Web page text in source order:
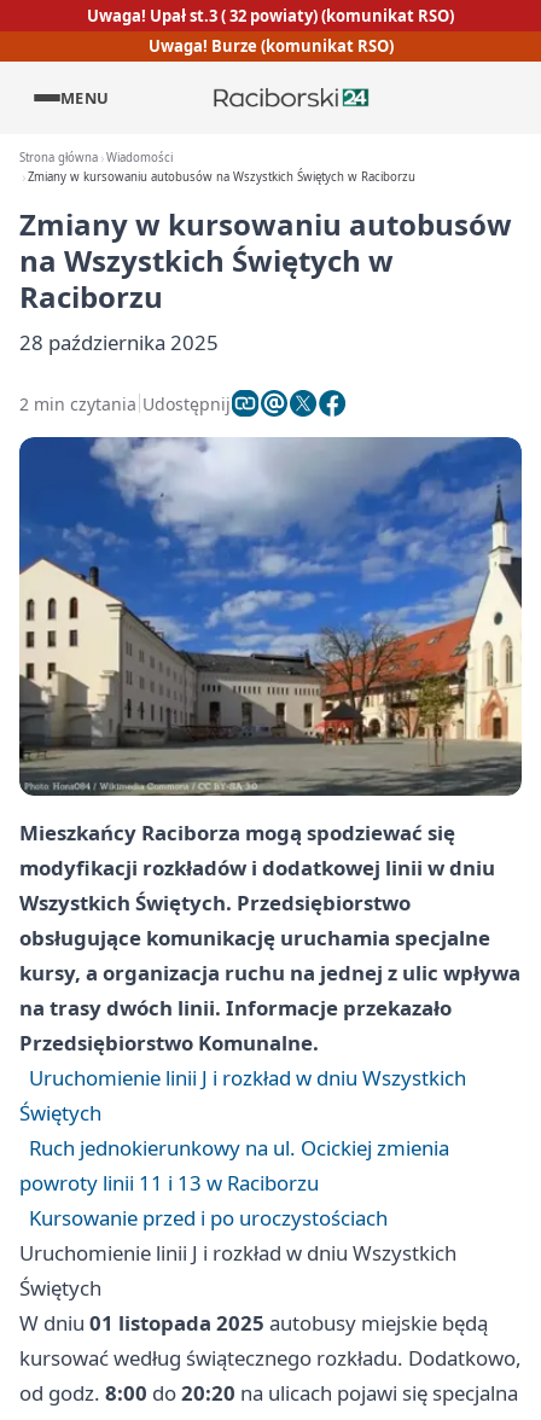
Uwaga! Upał st.3 ( 32 powiaty) (komunikat RSO)
Uwaga! Burze (komunikat RSO)
MENU
Strona główna Wiadomości
Zmiany w kursowaniu autobusów na Wszystkich Świętych w Raciborzu
Zmiany w kursowaniu autobusów
na Wszystkich Świętych w
Raciborzu
28 października 2025
2 min czytania Udostępnij
Mieszkańcy Raciborza mogą spodziewać się
modyfikacji rozkładów i dodatkowej linii w dniu
Wszystkich Świętych. Przedsiębiorstwo
obsługujące komunikację uruchamia specjalne
kursy, a organizacja ruchu na jednej z ulic wpływa
na trasy dwóch linii. Informacje przekazało
Przedsiębiorstwo Komunalne.
Uruchomienie linii J i rozkład w dniu Wszystkich
Świętych
Ruch jednokierunkowy na ul. Ocickiej zmienia
powroty linii 11 i 13 w Raciborzu
Kursowanie przed i po uroczystościach
Uruchomienie linii J i rozkład w dniu Wszystkich
Świętych
W dniu 01 listopada 2025 autobusy miejskie będą
kursować według świątecznego rozkładu. Dodatkowo,
od godz. 8:00 do20:20 na ulicach pojawi się specjalna